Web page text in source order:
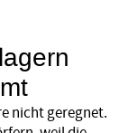
nicht geregnet.